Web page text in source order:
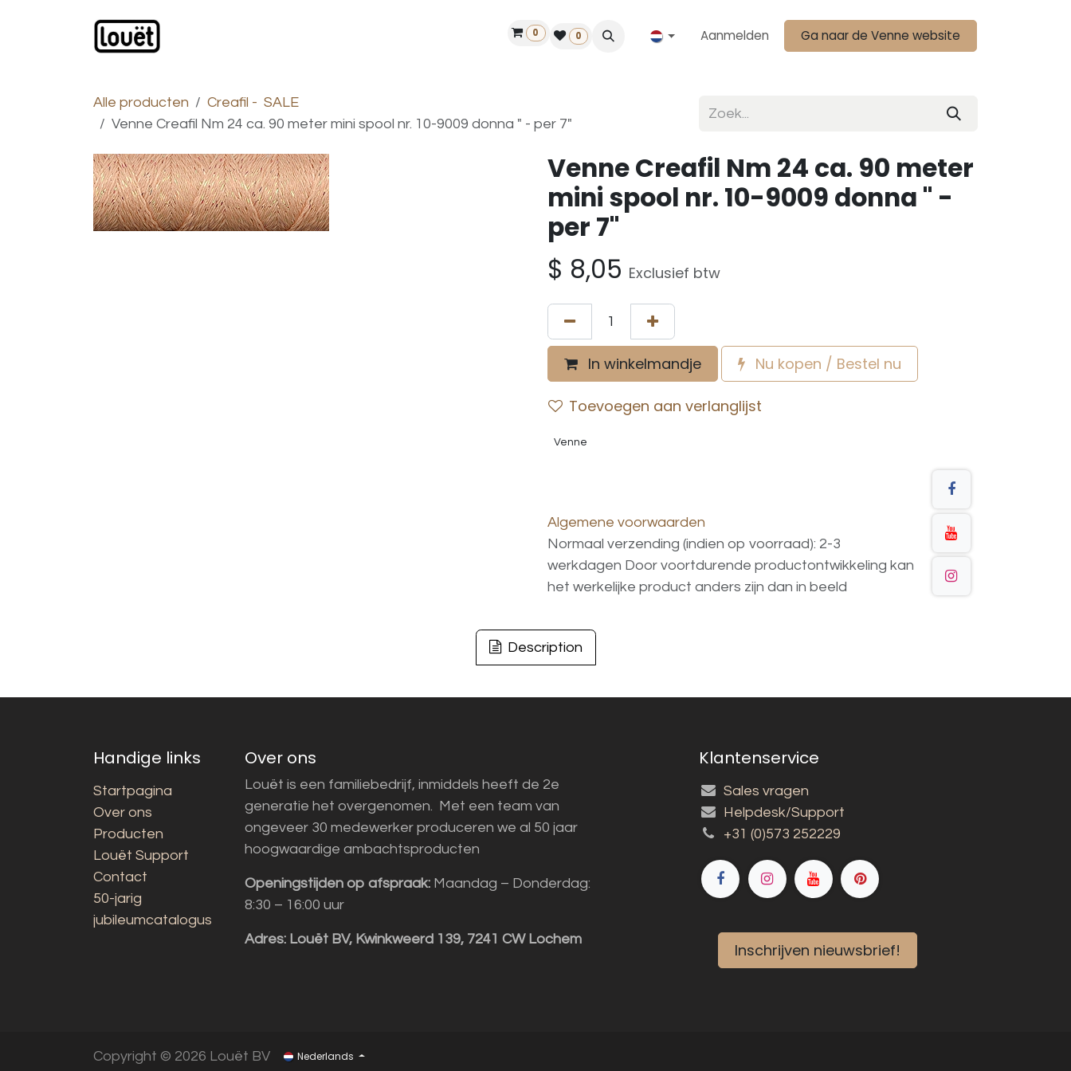
Vind een dealer
0 0 Aanmelden Ga naar de Venne website
Alle producten
Creafil - SALE
Venne Creafil Nm 24 ca. 90 meter mini spool nr. 10-9009 donna " - per 7"
Venne Creafil Nm 24 ca. 90 meter
mini spool nr. 10-9009 donna " -
per 7"
$ 8,05 Exclusief btw
In winkelmandje Nu kopen / Bestel nu
Toevoegen aan verlanglijst
Venne
Algemene voorwaarden
Normaal verzending (indien op voorraad): 2-3
werkdagen Door voortdurende productontwikkeling kan
het werkelijke product anders zijn dan in beeld
Description
Handige links
Startpagina
Over ons
Producten
Louët Support
Contact
50-jarig
jubileumcatalogus
Over ons
Louët is een familiebedrijf, inmiddels heeft de 2e
generatie het overgenomen. Met een team van
ongeveer 30 medewerker produceren we al 50 jaar
hoogwaardige ambachtsproducten
Openingstijden op afspraak: Maandag – Donderdag:
8:30 – 16:00 uur
Adres: Louët BV, Kwinkweerd 139, 7241 CW Lochem
Klantenservice
Sales vragen
Helpdesk/Support
+31 (0)573 252229
Inschrijven nieuwsbrief!
Copyright © 2026 Louët BV Nederlands